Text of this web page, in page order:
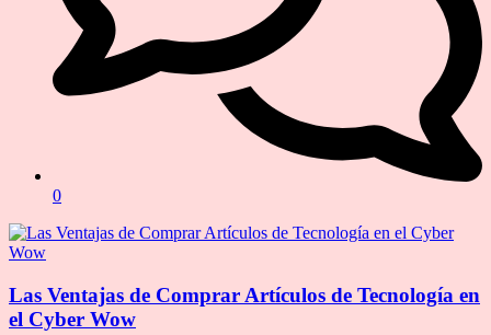
0
Las Ventajas de Comprar Artículos de Tecnología en
el Cyber Wow